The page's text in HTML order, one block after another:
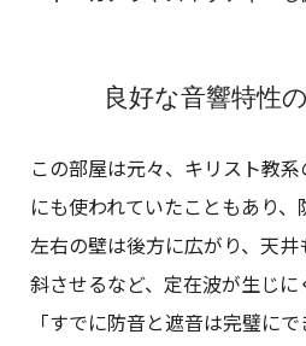
良好な音響特性
この部屋は元々、キリスト教
にも使われていたこともあり、
左右の壁は後方に広がり、天
斜させるなど、定在波が生じに
「すでに防音と遮音は完璧に